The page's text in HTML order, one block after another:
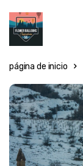
página de inicio